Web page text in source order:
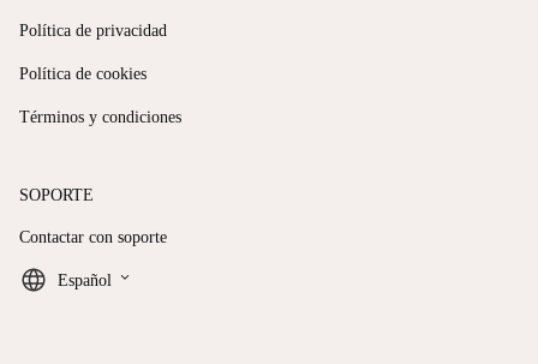
Política de privacidad
Política de cookies
Términos y condiciones
SOPORTE
Contactar con soporte
Español keyboard_arrow_down